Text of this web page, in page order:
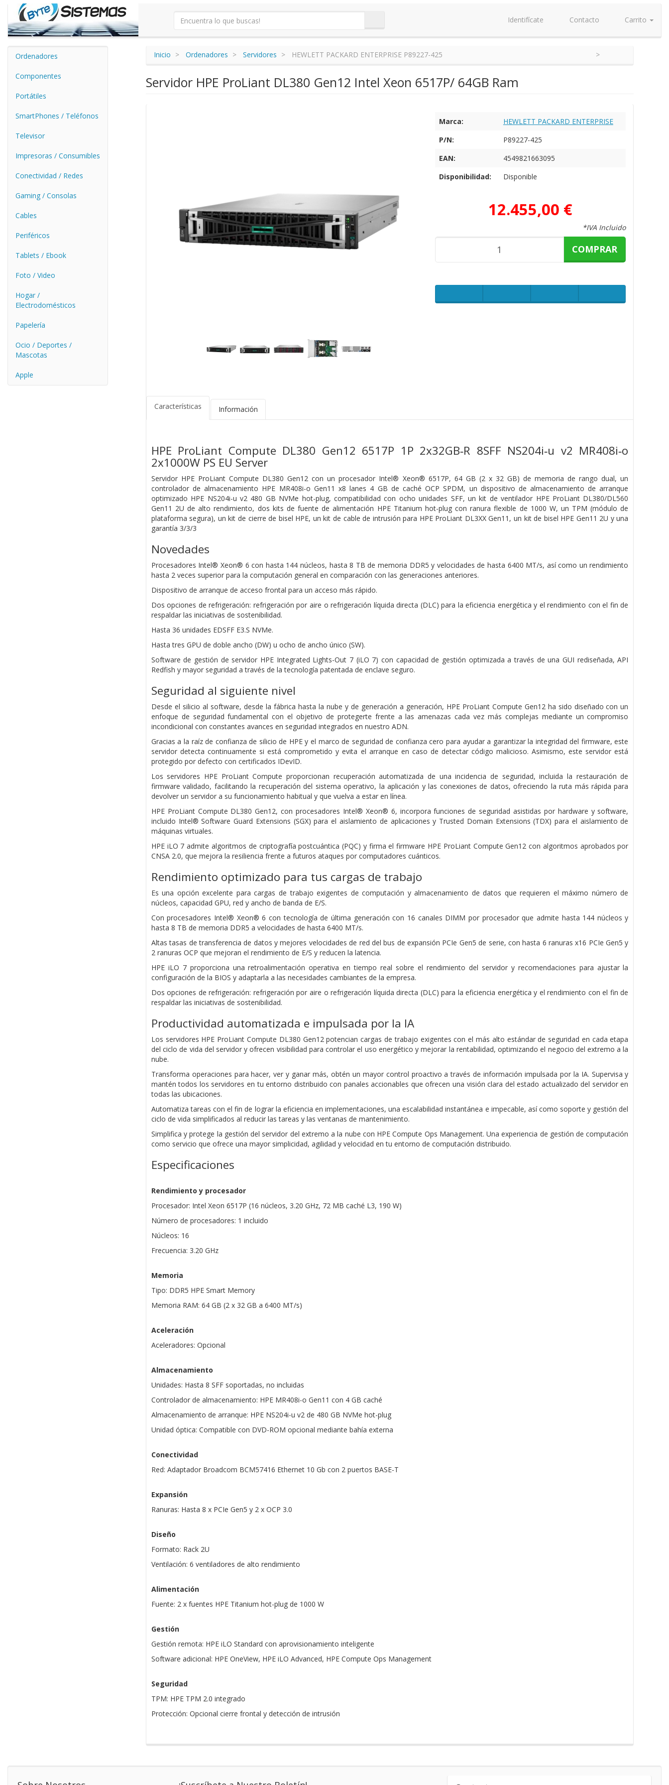
Identifícate Contacto Carrito
Ordenadores
Componentes
Portátiles
SmartPhones / Teléfonos
Televisor
Impresoras / Consumibles
Conectividad / Redes
Gaming / Consolas
Cables
Periféricos
Tablets / Ebook
Foto / Video
Hogar /
Electrodomésticos
Papelería
Ocio / Deportes /
Mascotas
Apple
Inicio Ordenadores Servidores HEWLETT PACKARD ENTERPRISE P89227-425
Servidor HPE ProLiant DL380 Gen12 Intel Xeon 6517P/ 64GB Ram
Marca:
HEWLETT PACKARD ENTERPRISE
P/N:
P89227-425
EAN:
4549821663095
Disponibilidad:
Disponible
12.455,00 €
*IVA Incluido
COMPRAR
Características Información
HPE ProLiant Compute DL380 Gen12 6517P 1P 2x32GB‑R 8SFF NS204i‑u v2 MR408i‑o
2x1000W PS EU Server
Servidor HPE ProLiant Compute DL380 Gen12 con un procesador Intel® Xeon® 6517P, 64 GB (2 x 32 GB) de memoria de rango dual, un
controlador de almacenamiento HPE MR408i-o Gen11 x8 lanes 4 GB de caché OCP SPDM, un dispositivo de almacenamiento de arranque
optimizado HPE NS204i-u v2 480 GB NVMe hot-plug, compatibilidad con ocho unidades SFF, un kit de ventilador HPE ProLiant DL380/DL560
Gen11 2U de alto rendimiento, dos kits de fuente de alimentación HPE Titanium hot-plug con ranura flexible de 1000 W, un TPM (módulo de
plataforma segura), un kit de cierre de bisel HPE, un kit de cable de intrusión para HPE ProLiant DL3XX Gen11, un kit de bisel HPE Gen11 2U y una
garantía 3/3/3
Novedades
Procesadores Intel® Xeon® 6 con hasta 144 núcleos, hasta 8 TB de memoria DDR5 y velocidades de hasta 6400 MT/s, así como un rendimiento
hasta 2 veces superior para la computación general en comparación con las generaciones anteriores.
Dispositivo de arranque de acceso frontal para un acceso más rápido.
Dos opciones de refrigeración: refrigeración por aire o refrigeración líquida directa (DLC) para la eficiencia energética y el rendimiento con el fin de
respaldar las iniciativas de sostenibilidad.
Hasta 36 unidades EDSFF E3.S NVMe.
Hasta tres GPU de doble ancho (DW) u ocho de ancho único (SW).
Software de gestión de servidor HPE Integrated Lights-Out 7 (iLO 7) con capacidad de gestión optimizada a través de una GUI rediseñada, API
Redfish y mayor seguridad a través de la tecnología patentada de enclave seguro.
Seguridad al siguiente nivel
Desde el silicio al software, desde la fábrica hasta la nube y de generación a generación, HPE ProLiant Compute Gen12 ha sido diseñado con un
enfoque de seguridad fundamental con el objetivo de protegerte frente a las amenazas cada vez más complejas mediante un compromiso
incondicional con constantes avances en seguridad integrados en nuestro ADN.
Gracias a la raíz de confianza de silicio de HPE y el marco de seguridad de confianza cero para ayudar a garantizar la integridad del firmware, este
servidor detecta continuamente si está comprometido y evita el arranque en caso de detectar código malicioso. Asimismo, este servidor está
protegido por defecto con certificados IDevID.
Los servidores HPE ProLiant Compute proporcionan recuperación automatizada de una incidencia de seguridad, incluida la restauración de
firmware validado, facilitando la recuperación del sistema operativo, la aplicación y las conexiones de datos, ofreciendo la ruta más rápida para
devolver un servidor a su funcionamiento habitual y que vuelva a estar en línea.
HPE ProLiant Compute DL380 Gen12, con procesadores Intel® Xeon® 6, incorpora funciones de seguridad asistidas por hardware y software,
incluido Intel® Software Guard Extensions (SGX) para el aislamiento de aplicaciones y Trusted Domain Extensions (TDX) para el aislamiento de
máquinas virtuales.
HPE iLO 7 admite algoritmos de criptografía postcuántica (PQC) y firma el firmware HPE ProLiant Compute Gen12 con algoritmos aprobados por
CNSA 2.0, que mejora la resiliencia frente a futuros ataques por computadores cuánticos.
Rendimiento optimizado para tus cargas de trabajo
Es una opción excelente para cargas de trabajo exigentes de computación y almacenamiento de datos que requieren el máximo número de
núcleos, capacidad GPU, red y ancho de banda de E/S.
Con procesadores Intel® Xeon® 6 con tecnología de última generación con 16 canales DIMM por procesador que admite hasta 144 núcleos y
hasta 8 TB de memoria DDR5 a velocidades de hasta 6400 MT/s.
Altas tasas de transferencia de datos y mejores velocidades de red del bus de expansión PCIe Gen5 de serie, con hasta 6 ranuras x16 PCIe Gen5 y
2 ranuras OCP que mejoran el rendimiento de E/S y reducen la latencia.
HPE iLO 7 proporciona una retroalimentación operativa en tiempo real sobre el rendimiento del servidor y recomendaciones para ajustar la
configuración de la BIOS y adaptarla a las necesidades cambiantes de la empresa.
Dos opciones de refrigeración: refrigeración por aire o refrigeración líquida directa (DLC) para la eficiencia energética y el rendimiento con el fin de
respaldar las iniciativas de sostenibilidad.
Productividad automatizada e impulsada por la IA
Los servidores HPE ProLiant Compute DL380 Gen12 potencian cargas de trabajo exigentes con el más alto estándar de seguridad en cada etapa
del ciclo de vida del servidor y ofrecen visibilidad para controlar el uso energético y mejorar la rentabilidad, optimizando el negocio del extremo a la
nube.
Transforma operaciones para hacer, ver y ganar más, obtén un mayor control proactivo a través de información impulsada por la IA. Supervisa y
mantén todos los servidores en tu entorno distribuido con panales accionables que ofrecen una visión clara del estado actualizado del servidor en
todas las ubicaciones.
Automatiza tareas con el fin de lograr la eficiencia en implementaciones, una escalabilidad instantánea e impecable, así como soporte y gestión del
ciclo de vida simplificados al reducir las tareas y las ventanas de mantenimiento.
Simplifica y protege la gestión del servidor del extremo a la nube con HPE Compute Ops Management. Una experiencia de gestión de computación
como servicio que ofrece una mayor simplicidad, agilidad y velocidad en tu entorno de computación distribuido.
Especificaciones
Rendimiento y procesador
Procesador: Intel Xeon 6517P (16 núcleos, 3.20 GHz, 72 MB caché L3, 190 W)
Número de procesadores: 1 incluido
Núcleos: 16
Frecuencia: 3.20 GHz
Memoria
Tipo: DDR5 HPE Smart Memory
Memoria RAM: 64 GB (2 x 32 GB a 6400 MT/s)
Aceleración
Aceleradores: Opcional
Almacenamiento
Unidades: Hasta 8 SFF soportadas, no incluidas
Controlador de almacenamiento: HPE MR408i-o Gen11 con 4 GB caché
Almacenamiento de arranque: HPE NS204i-u v2 de 480 GB NVMe hot-plug
Unidad óptica: Compatible con DVD-ROM opcional mediante bahía externa
Conectividad
Red: Adaptador Broadcom BCM57416 Ethernet 10 Gb con 2 puertos BASE-T
Expansión
Ranuras: Hasta 8 x PCIe Gen5 y 2 x OCP 3.0
Diseño
Formato: Rack 2U
Ventilación: 6 ventiladores de alto rendimiento
Alimentación
Fuente: 2 x fuentes HPE Titanium hot-plug de 1000 W
Gestión
Gestión remota: HPE iLO Standard con aprovisionamiento inteligente
Software adicional: HPE OneView, HPE iLO Advanced, HPE Compute Ops Management
Seguridad
TPM: HPE TPM 2.0 integrado
Protección: Opcional cierre frontal y detección de intrusión